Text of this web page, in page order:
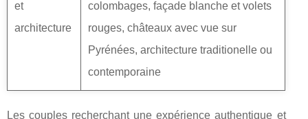
et
architecture
colombages, façade blanche et volets
rouges, châteaux avec vue sur
Pyrénées, architecture traditionelle ou
contemporaine
Les couples recherchant une expérience authentique et